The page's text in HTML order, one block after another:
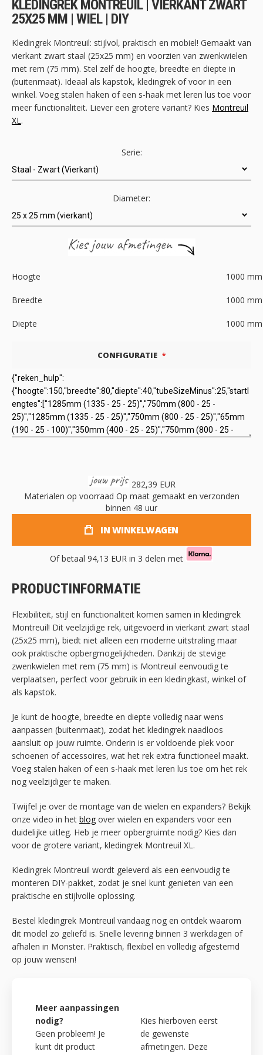
de
afbeeldingen-
KLEDINGREK MONTREUIL | VIERKANT ZWART
25X25 MM | WIEL | DIY
Kledingrek Montreuil: stijlvol, praktisch en mobiel! Gemaakt van
vierkant zwart staal (25x25 mm) en voorzien van zwenkwielen
met rem (75 mm). Stel zelf de hoogte, breedte en diepte in
(buitenmaat). Ideaal als kapstok, kledingrek of voor in een
winkel. Voeg stalen haken of een s-haak met leren lus toe voor
meer functionaliteit. Liever een grotere variant? Kies Montreuil
XL.
Serie:
Diameter:
Hoogte 1000 mm
Breedte 1000 mm
Diepte 1000 mm
CONFIGURATIE
282,39 EUR
Materialen op voorraad Op maat gemaakt en verzonden
binnen 48 uur
IN WINKELWAGEN
Of betaal 94,13 EUR in 3 delen met
PRODUCTINFORMATIE
Flexibiliteit, stijl en functionaliteit komen samen in kledingrek
Montreuil! Dit veelzijdige rek, uitgevoerd in vierkant zwart staal
(25x25 mm), biedt niet alleen een moderne uitstraling maar
ook praktische opbergmogelijkheden. Dankzij de stevige
zwenkwielen met rem (75 mm) is Montreuil eenvoudig te
verplaatsen, perfect voor gebruik in een kledingkast, winkel of
als kapstok.
Je kunt de hoogte, breedte en diepte volledig naar wens
aanpassen (buitenmaat), zodat het kledingrek naadloos
aansluit op jouw ruimte. Onderin is er voldoende plek voor
schoenen of accessoires, wat het rek extra functioneel maakt.
Voeg stalen haken of een s-haak met leren lus toe om het rek
nog veelzijdiger te maken.
Twijfel je over de montage van de wielen en expanders? Bekijk
onze video in het blogover wielen en expanders voor een
duidelijke uitleg. Heb je meer opbergruimte nodig? Kies dan
voor de grotere variant, kledingrek Montreuil XL.
Kledingrek Montreuil wordt geleverd als een eenvoudig te
monteren DIY-pakket, zodat je snel kunt genieten van een
praktische en stijlvolle oplossing.
Bestel kledingrek Montreuil vandaag nog en ontdek waarom
dit model zo geliefd is. Snelle levering binnen 3 werkdagen of
afhalen in Monster. Praktisch, flexibel en volledig afgestemd
op jouw wensen!
Meer aanpassingen
nodig?
Geen probleem! Je
kunt dit product
Kies hierboven eerst
de gewenste
afmetingen. Deze